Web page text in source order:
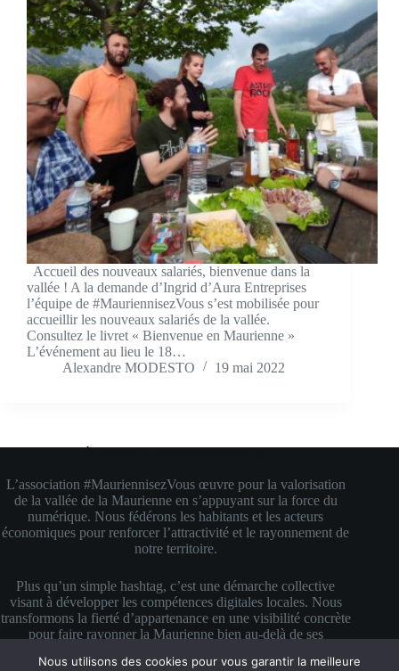
Accueil des nouveaux salariés, bienvenue dans la
vallée ! A la demande d’Ingrid d’Aura Entreprises
l’équipe de #MauriennisezVous s’est mobilisée pour
accueillir les nouveaux salariés de la vallée.
Consultez le livret « Bienvenue en Maurienne »
L’événement au lieu le 18…
Alexandre MODESTO
19 mai 2022
L’association #MauriennisezVous œuvre pour la valorisation
de la vallée de la Maurienne en s’appuyant sur la force du
numérique. Nous fédérons les habitants et les acteurs
économiques pour renforcer l’attractivité et le rayonnement de
notre territoire.
Plus qu’un simple hashtag, c’est une démarche collective
visant à développer les compétences digitales locales. Nous
transformons la fierté d’appartenance en une visibilité concrète
pour faire rayonner la Maurienne bien au-delà de ses
Copyright © 2026 #MauriennisezVous — Propulsé avec
Nous utilisons des cookies pour vous garantir la meilleure